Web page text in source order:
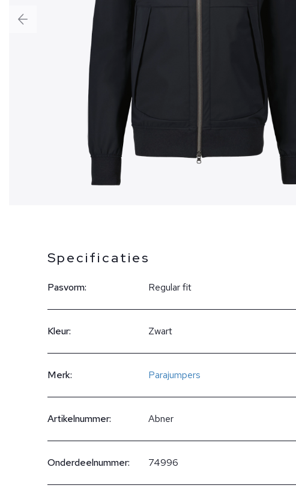
Specificaties
Pasvorm: Regular fit
Kleur: Zwart
Merk: Parajumpers
Artikelnummer: Abner
Onderdeelnummer: 74996